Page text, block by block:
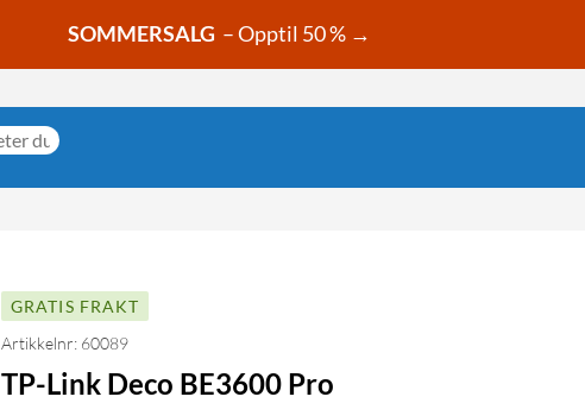
SOMMERSALG – Opptil 50 % →
GRATIS FRAKT
Artikkelnr: 60089
TP-Link Deco BE3600 Pro